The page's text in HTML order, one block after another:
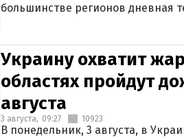
большинстве регионов дневная
Украину охватит
областях пройдут
августа
3 августа, 09:27 10923
В понедельник, 3 августа, в